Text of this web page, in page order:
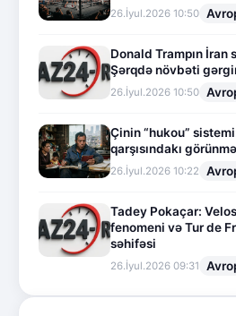
26.İyul.2026 10:50
Donald Trampın İran
Şərqdə növbəti
26.İyul.2026 10:50
Çinin “hukou”
qarşısındakı
26.İyul.2026 10:22
Tadey Pokaçar:
fenomeni və Tur de
səhifəsi
26.İyul.2026 09:31